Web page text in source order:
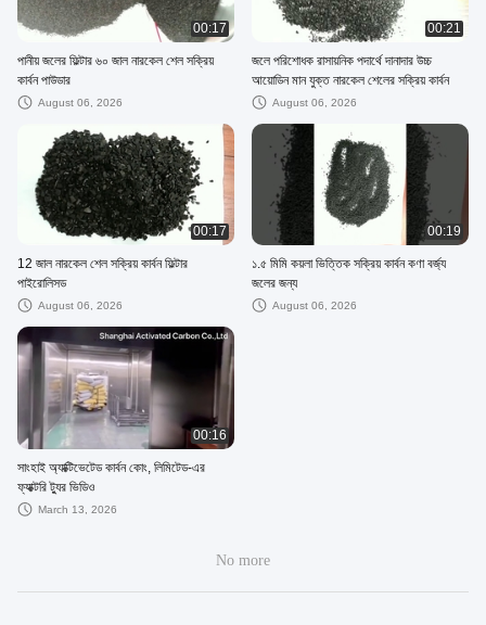
00:17
পানীয় জলের ফিল্টার ৬০ জাল নারকেল শেল সক্রিয়
কার্বন পাউডার
August 06, 2026
00:21
জলে পরিশোধক রাসায়নিক পদার্থে দানাদার উচ্চ
আয়োডিন মান যুক্ত নারকেল শেলের সক্রিয় কার্বন
August 06, 2026
00:17
12 জাল নারকেল শেল সক্রিয় কার্বন ফিল্টার
পাইরোলিসড
August 06, 2026
00:19
১.৫ মিমি কয়লা ভিত্তিক সক্রিয় কার্বন কণা বর্জ্য
জলের জন্য
August 06, 2026
00:16
সাংহাই অ্যাক্টিভেটেড কার্বন কোং, লিমিটেড-এর
ফ্যাক্টরি ট্যুর ভিডিও
March 13, 2026
No more